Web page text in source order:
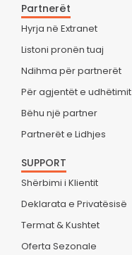
Partnerët
Hyrja në Extranet
Listoni pronën tuaj
Ndihma për partnerët
Për agjentët e udhëtimit
Bëhu një partner
Partnerët e Lidhjes
SUPPORT
Shërbimi i Klientit
Deklarata e Privatësisë
Termat & Kushtet
Oferta Sezonale